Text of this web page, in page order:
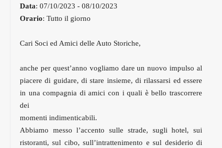
Data: 07/10/2023 - 08/10/2023
Orario: Tutto il giorno
Cari Soci ed Amici delle Auto Storiche,
anche per quest’anno vogliamo dare un nuovo impulso al
piacere di guidare, di stare insieme, di rilassarsi ed essere
in una compagnia di amici con i quali è bello trascorrere
dei
momenti indimenticabili.
Abbiamo messo l’accento sulle strade, sugli hotel, sui
ristoranti, sul cibo, sull’intrattenimento e sul desiderio di